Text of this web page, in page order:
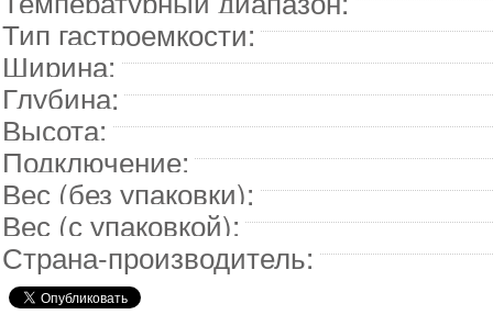
Тип гастроемкости:
Ширина:
Глубина:
Высота:
Подключение:
Вес (без упаковки):
Вес (с упаковкой):
Страна-производитель: